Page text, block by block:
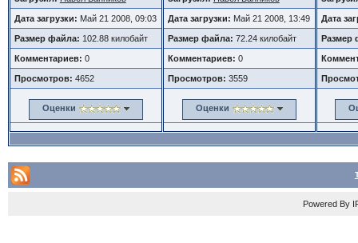
Дата загрузки: Май 21 2008, 09:03
Размер файла: 102.88 килобайт
Комментариев: 0
Просмотров: 4652
Оценки
Дата загрузки: Май 21 2008, 13:49
Размер файла: 72.24 килобайт
Комментариев: 0
Просмотров: 3559
Оценки
Дата
Размер
Powered By